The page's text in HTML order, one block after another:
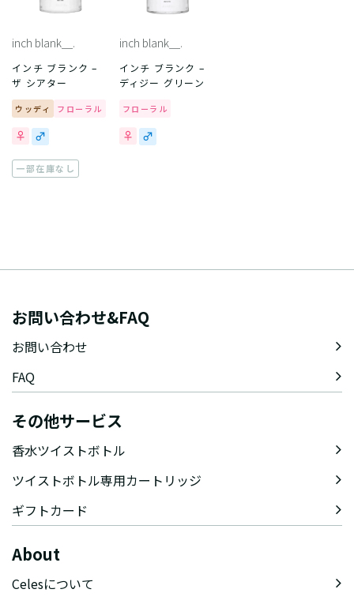
inch blank＿.
インチ ブランク –
ザ シアター
ウッディ フローラル
一部在庫なし
inch blank＿.
インチ ブランク –
ディジー グリーン
フローラル
お問い合わせ&FAQ
お問い合わせ
FAQ
その他サービス
香水ツイストボトル
ツイストボトル専用カートリッジ
ギフトカード
About
Celesについて